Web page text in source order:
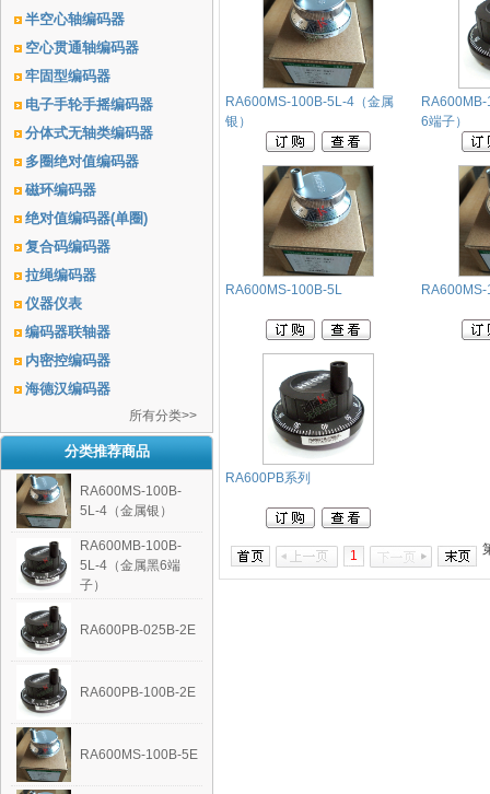
半空心轴编码器
空心贯通轴编码器
牢固型编码器
电子手轮手摇编码器
分体式无轴类编码器
多圈绝对值编码器
磁环编码器
绝对值编码器(单圈)
复合码编码器
拉绳编码器
仪器仪表
编码器联轴器
内密控编码器
海德汉编码器
所有分类>>
分类推荐商品
RA600MS-100B-
5L-4（金属银）
RA600MB-100B-
5L-4（金属黑6端
子）
RA600PB-025B-2E
RA600PB-100B-2E
RA600MS-100B-5E
RA600MS-100B-5L-4（金属
银）
6端子）
RA600MS-100B-5L
RA600PB系列
1